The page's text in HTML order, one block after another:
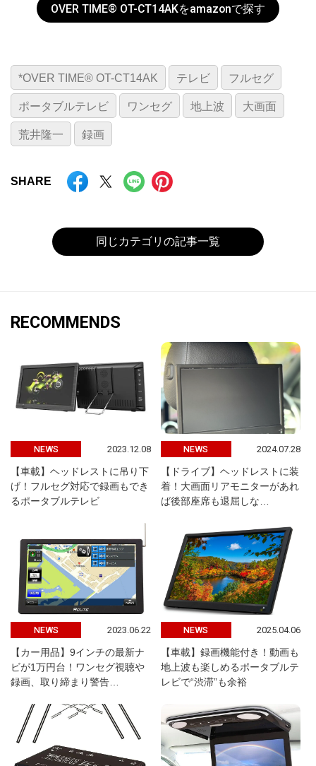
OVER TIME® OT-CT14AKをamazonで探す
*OVER TIME® OT-CT14AK テレビ フルセグ
ポータブルテレビ ワンセグ 地上波 大画面
荒井隆一 録画
SHARE
同じカテゴリの記事一覧
RECOMMENDS
NEWS 2023.12.08
【車載】ヘッドレストに吊り下
げ！フルセグ対応で録画もでき
るポータブルテレビ
NEWS 2024.07.28
【ドライブ】ヘッドレストに装
着！大画面リアモニターがあれ
ば後部座席も退屈しな…
NEWS 2023.06.22
【カー用品】9インチの最新ナ
ビが1万円台！ワンセグ視聴や
録画、取り締まり警告…
NEWS 2025.04.06
【車載】録画機能付き！動画も
地上波も楽しめるポータブルテ
レビで“渋滞”も余裕